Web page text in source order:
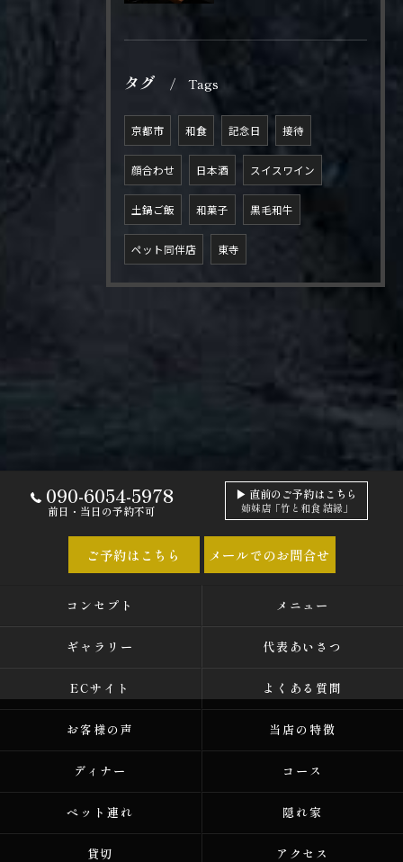
タグ Tags
京都市 和食 記念日 接待
顔合わせ 日本酒 スイスワイン
土鍋ご飯 和菓子 黒毛和牛
ペット同伴店 東寺
090-6054-5978
前日・当日の予約不可
▶ 直前のご予約はこちら
姉妹店「竹と和食 結縁」
ご予約はこちら メールでのお問合せ
コンセプト メニュー
ギャラリー 代表あいさつ
ECサイト よくある質問
お客様の声 当店の特徴
ディナー コース
ペット連れ 隠れ家
貸切 アクセス